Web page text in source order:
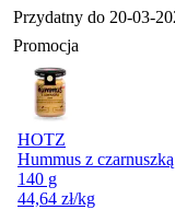
Przydatny do 20-03-
Promocja
HOTZ
Hummus z czarnuszką
140 g
44,64 zł/kg